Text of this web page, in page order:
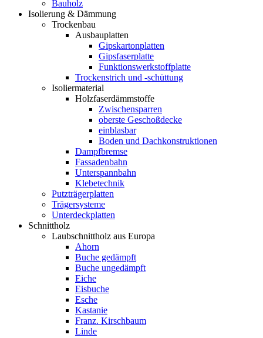
Bauholz
Isolierung & Dämmung
Trockenbau
Ausbauplatten
Gipskartonplatten
Gipsfaserplatte
Funktionswerkstoffplatte
Trockenstrich und -schüttung
Isoliermaterial
Holzfaserdämmstoffe
Zwischensparren
oberste Geschoßdecke
einblasbar
Boden und Dachkonstruktionen
Dampfbremse
Fassadenbahn
Unterspannbahn
Klebetechnik
Putzträgerplatten
Trägersysteme
Unterdeckplatten
Schnittholz
Laubschnittholz aus Europa
Ahorn
Buche gedämpft
Buche ungedämpft
Eiche
Eisbuche
Esche
Kastanie
Franz. Kirschbaum
Linde